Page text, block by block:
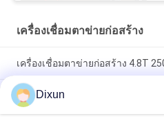
เครื่องเชื่อมตาข่ายก่อสร้าง
เครื่องเชื่อมตาข่ายก่อสร้าง 4.8T
เครื่องเชื่อมตาข่ายก่อสร้าง 2.5 เมต
อัตโนมัติ
Dixun